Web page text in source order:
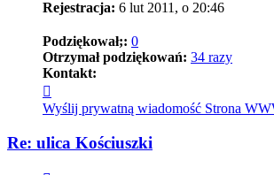
Rejestracja: 6 lut 2011, o 20:46
Podziękował;: 0
Otrzymał podziękowań: 34 razy
Kontakt:
się
z
Łukasz
Wyślij prywatną wiadomość Strona
Re: ulica Kościuszki